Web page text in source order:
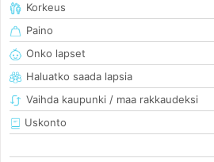
Korkeus
Paino
Onko lapset
Haluatko saada lapsia
Vaihda kaupunki / maa rakkaudeksi
Uskonto